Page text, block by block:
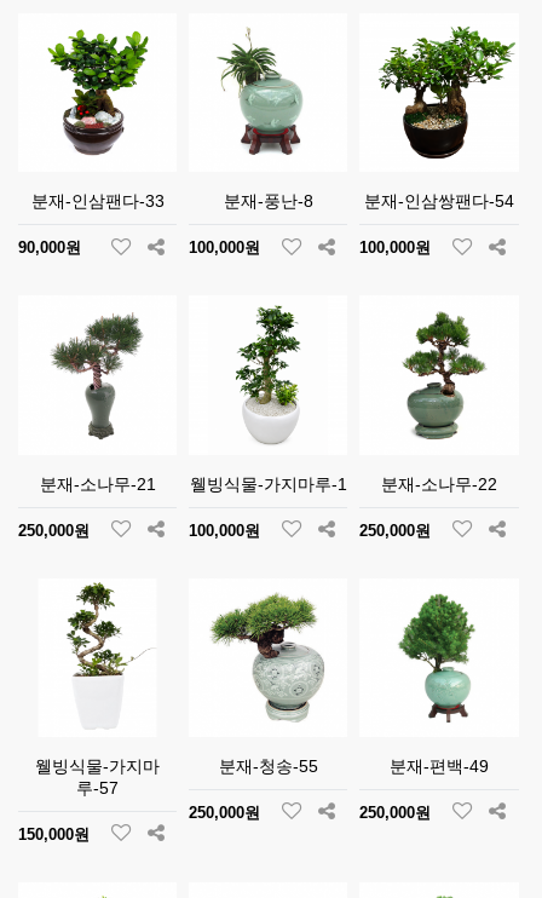
분재-인삼팬다-33
90,000원
분재-풍난-8
100,000원
분재-인삼쌍팬다-54
100,000원
분재-소나무-21
250,000원
웰빙식물-가지마루-1
100,000원
분재-소나무-22
250,000원
웰빙식물-가지마
루-57
150,000원
분재-청송-55
250,000원
분재-편백-49
250,000원